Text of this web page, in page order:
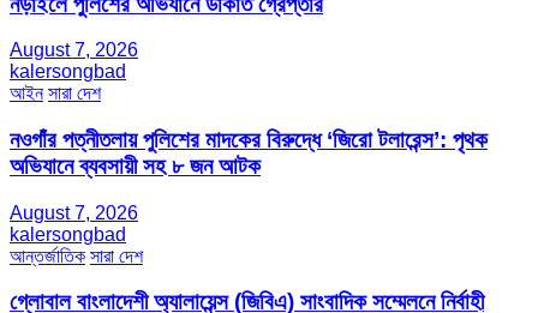
August 7, 2026
kalersongbad
আইন সারা দেশ
নওগাঁর পত্নীতলায় পুলিশের মাদকের বিরুদ্ধে ‘জিরো টলারেন্স’: পৃথক
অভিযানে ব্যবসায়ী সহ ৮ জন আটক
August 7, 2026
kalersongbad
আন্তর্জাতিক সারা দেশ
গ্লোবাল বাংলাদেশী অ্যালায়েন্স (জিবিএ) সাংবাদিক সম্মেলনে নির্বাহী